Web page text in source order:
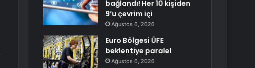
bağlandı! Her 10 kişiden
9’u çevrim içi
Ağustos 6, 2026
Euro Bölgesi ÜFE
beklentiye paralel
Ağustos 6, 2026